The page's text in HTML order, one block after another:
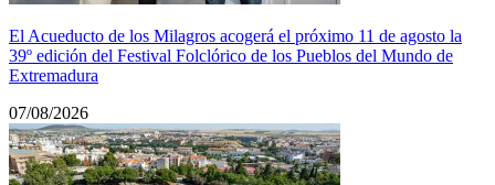
El Acueducto de los Milagros acogerá el próximo 11 de agosto la
39º edición del Festival Folclórico de los Pueblos del Mundo de
Extremadura
07/08/2026